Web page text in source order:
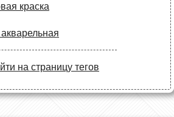
краска
на страницу тегов